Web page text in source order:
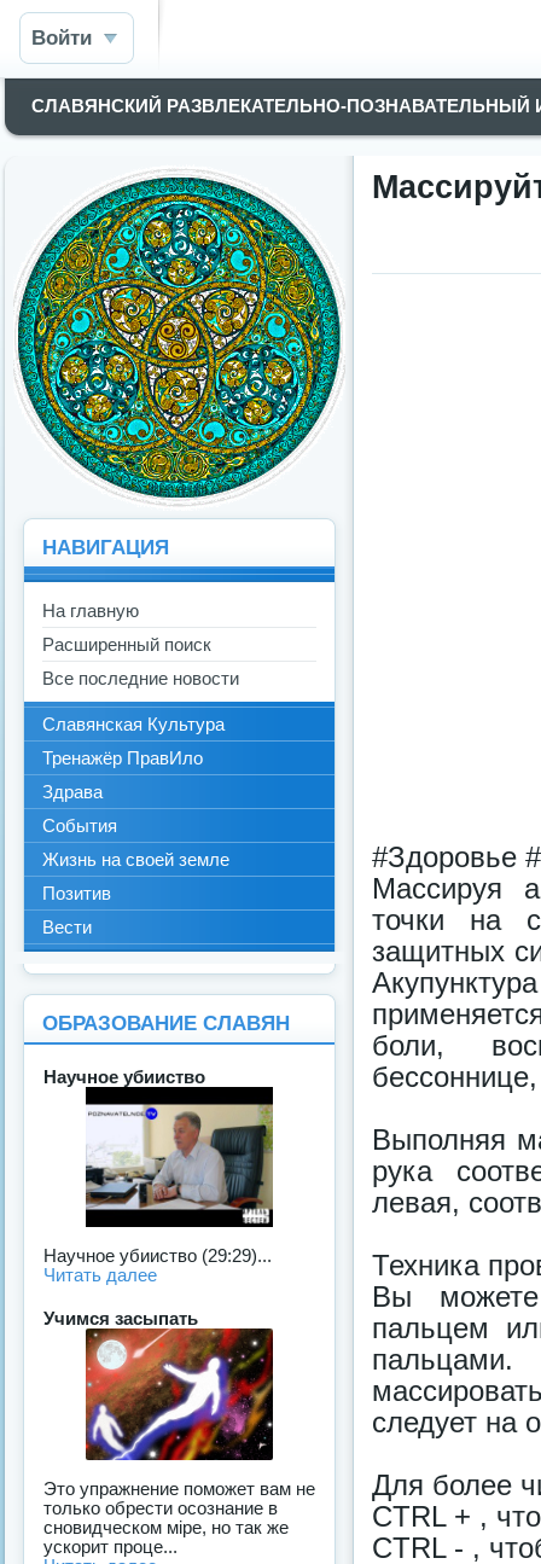
Войти
СЛАВЯНСКИЙ РАЗВЛЕКАТЕЛЬНО-
#Здоровье
Массируя
точки на
защитных
боли,
Выполняя
рука
левая,
Техника
Вы
пальцем
пальцами.
следует на
Для более
CTRL + ,
CTRL - ,
НАВИГАЦИЯ
На главную
Расширенный поиск
Все последние новости
Славянская Культура
Тренажёр ПравИло
Здрава
События
Жизнь на своей земле
Позитив
Вести
ОБРАЗОВАНИЕ СЛАВЯН
Научное убииство
Научное убииство (29:29)...
Читать далее
Учимся засыпать
Это упражнение поможет вам не
только обрести осознание в
сновидческом мiре, но так же
ускорит проце...